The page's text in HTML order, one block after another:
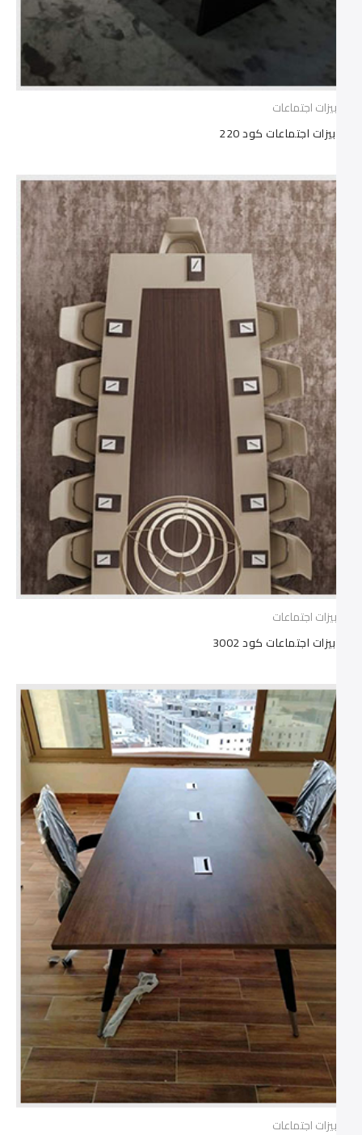
ترابيزات اجتماعات
ترابيزات اجتماعات كود 220
ترابيزات اجتماعات
ترابيزات اجتماعات كود 3002
ترابيزات اجتماعات